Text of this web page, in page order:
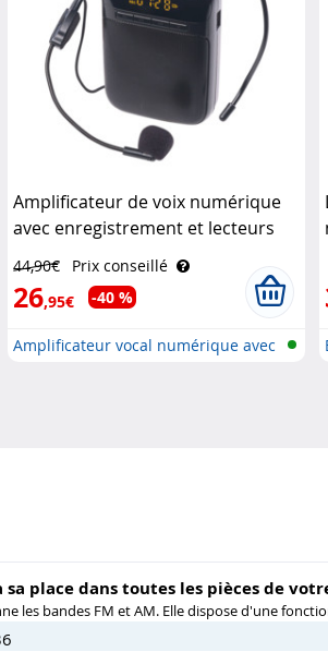
Amplificateur de voix numérique
avec enregistrement et lecteurs
Auvisio
44,90€ Prix conseillé
26,95€ -40 %
Amplificateur vocal numérique avec
place dans toutes les pièces de
les bandes FM et AM. Elle dispose d'une